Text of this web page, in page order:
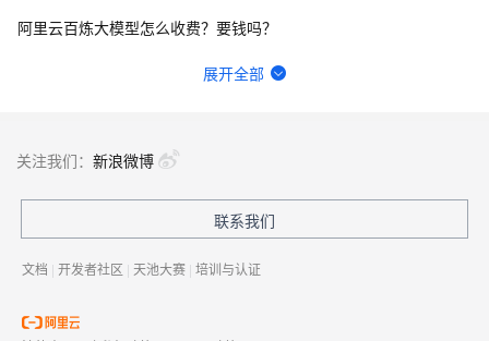
阿里云百炼大模型怎么收费？要钱吗？
在api调用夸克搜索时，遇到权限不足问题
展开全部
关注我们： 新浪微博
联系我们
文档 | 开发者社区 | 天池大赛 | 培训与认证